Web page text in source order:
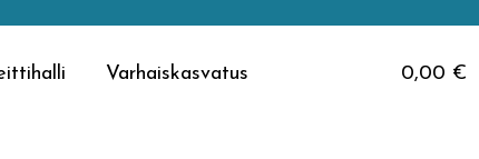
Varhaiskasvatus 0,00 €